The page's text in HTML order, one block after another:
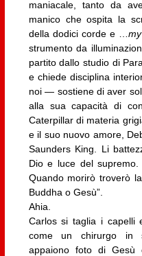
maniacale, tanto da
manico che ospita la
della dodici corde e …
strumento da
partito dallo studio di
e chiede disciplina
noi — sostiene di aver
alla sua capacità di
Caterpillar di materia
e il suo nuovo amore,
Saunders King. Li
Dio e luce del supremo.
Quando morirò troverò
Buddha o Gesù”.
Ahia.
Carlos si taglia i capelli
come un chirurgo in
appaiono foto di Gesù